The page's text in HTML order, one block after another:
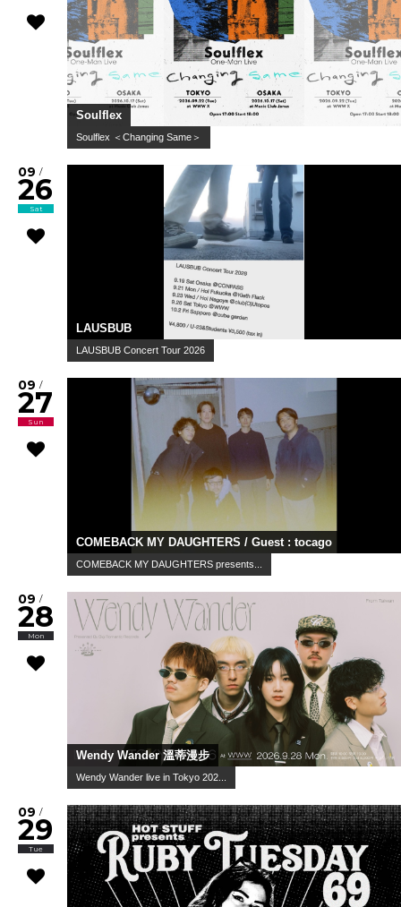
Soulflex
Soulflex ＜Changing Same＞
09 /
26
Sat
LAUSBUB
LAUSBUB Concert Tour 2026
09 /
27
Sun
COMEBACK MY DAUGHTERS / Guest : tocago
COMEBACK MY DAUGHTERS presents...
09 /
28
Mon
Wendy Wander 溫蒂漫步
Wendy Wander live in Tokyo 202...
09 /
29
Tue